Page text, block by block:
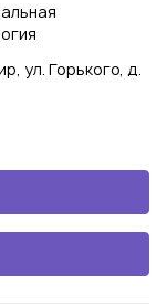
ул. Горького, д.